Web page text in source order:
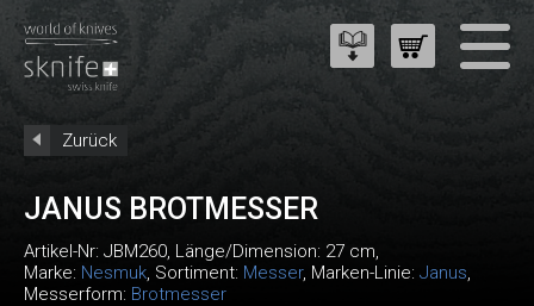
Zurück
JANUS BROTMESSER
Artikel-Nr: JBM260, Länge/Dimension: 27 cm,
Marke: Nesmuk, Sortiment: Messer, Marken-Linie: Janus,
Messerform: Brotmesser